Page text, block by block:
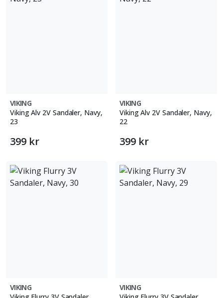
VIKING
Viking Alv 2V Sandaler, Navy,
23
399 kr
VIKING
Viking Alv 2V Sandaler, Navy,
22
399 kr
VIKING
VIKING